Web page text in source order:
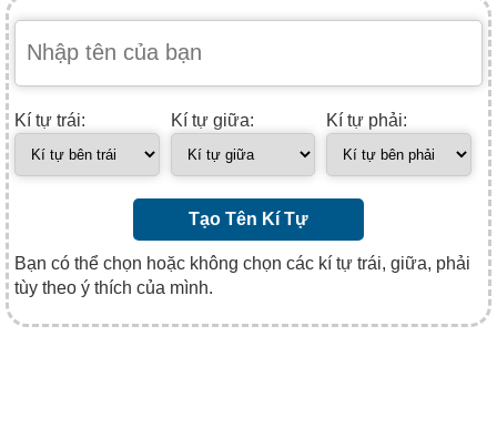
Kí tự trái: Kí tự giữa: Kí tự phải:
Tạo Tên Kí Tự
Bạn có thể chọn hoặc không chọn các kí tự trái, giữa, phải
tùy theo ý thích của mình.